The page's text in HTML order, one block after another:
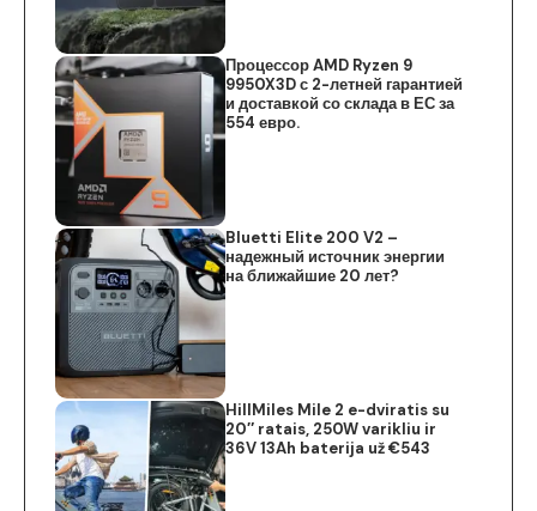
Процессор AMD Ryzen 9
9950X3D с 2-летней гарантией
и доставкой со склада в ЕС за
554 евро.
Bluetti Elite 200 V2 –
надежный источник энергии
на ближайшие 20 лет?
HillMiles Mile 2 e-dviratis su
20″ ratais, 250W varikliu ir
36V 13Ah baterija už €543